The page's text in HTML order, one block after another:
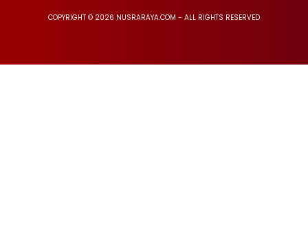
COPYRIGHT © 2026 NUSRARAYA.COM - ALL RIGHTS RESERVED